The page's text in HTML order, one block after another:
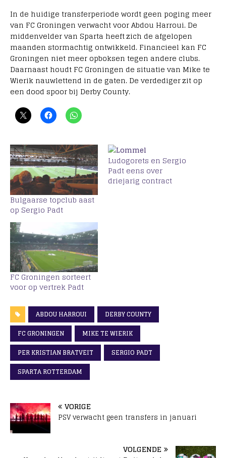
In de huidige transferperiode wordt geen poging meer
van FC Groningen verwacht voor Abdou Harroui. De
middenvelder van Sparta heeft zich de afgelopen
maanden stormachtig ontwikkeld. Financieel kan FC
Groningen niet meer opboksen tegen andere clubs.
Daarnaast houdt FC Groningen de situatie van Mike te
Wierik nauwlettend in de gaten. De verdediger zit op
een dood spoor bij Derby County.
Bulgaarse topclub aast
op Sergio Padt
Ludogorets en Sergio
Padt eens over
driejarig contract
FC Groningen sorteert
voor op vertrek Padt
ABDOU HARROUI
DERBY COUNTY
FC GRONINGEN
MIKE TE WIERIK
PER KRISTIAN BRATVEIT
SERGIO PADT
SPARTA ROTTERDAM
VORIGE
PSV verwacht geen transfers in januari
VOLGENDE